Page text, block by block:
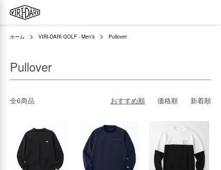
ホーム VIRI-DARI GOLF - Men’s Pullover
Pullover
全6商品 おすすめ順 価格順 新着順